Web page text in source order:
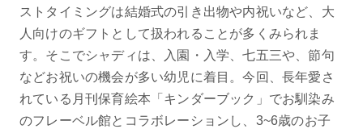
ストタイミングは結婚式の引き出物や内祝いなど、大
人向けのギフトとして扱われることが多くみられま
す。そこでシャディは、入園・入学、七五三や、節句
などお祝いの機会が多い幼児に着目。今回、長年愛さ
れている月刊保育絵本「キンダーブック」でお馴染み
のフレーベル館とコラボレーションし、3~6歳のお子